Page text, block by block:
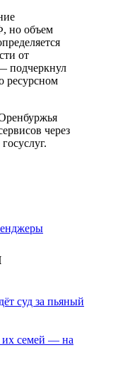
но объем
от
подчеркнул
ресурсном
через
суд за пьяный
семей — на